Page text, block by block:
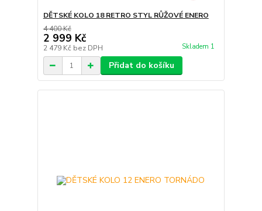
DĚTSKÉ KOLO 18 RETRO STYL RŮŽOVÉ ENERO
4 400 Kč
2 999 Kč
2 479 Kč bez DPH Skladem 1
Přidat do košíku